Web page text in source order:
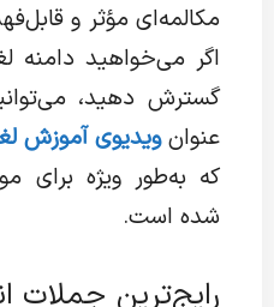
مکالمه‌ای مؤثر و
اگر می‌خواهید دامنه
گسترش دهید،
عنوانویدیوی آموزش
که به‌طور ویژه برای
شده است.
رایج‌ترین جملات